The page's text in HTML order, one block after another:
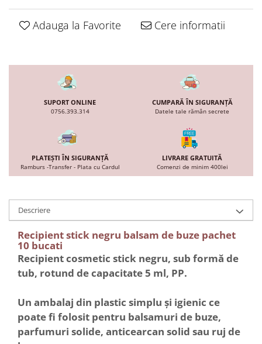
Adauga la Favorite Cere informatii
SUPORT ONLINE
0756.393.314
CUMPARĂ ÎN SIGURANȚĂ
Datele tale rămân secrete
PLATEȘTI ÎN SIGURANȚĂ
Ramburs -Transfer - Plata cu Cardul
LIVRARE GRATUITĂ
Comenzi de minim 400lei
Descriere
Recipient stick negru balsam de buze pachet
10 bucati
Recipient cosmetic stick negru, sub formă de
tub, rotund de capacitate 5 ml, PP.
Un ambalaj din plastic simplu și igienic ce
poate fi folosit pentru balsamuri de buze,
parfumuri solide, anticearcan solid sau ruj de